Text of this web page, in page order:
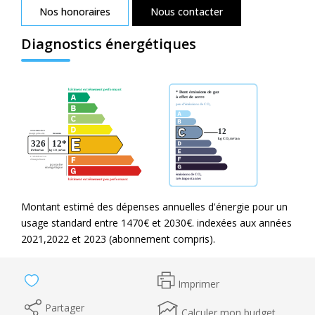
Nos honoraires Nous contacter
Diagnostics énergétiques
Montant estimé des dépenses annuelles d'énergie pour un
usage standard entre 1470€ et 2030€. indexées aux années
2021,2022 et 2023 (abonnement compris).
Imprimer
Partager